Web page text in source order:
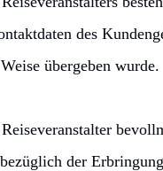
des
übergeben wurde.
der